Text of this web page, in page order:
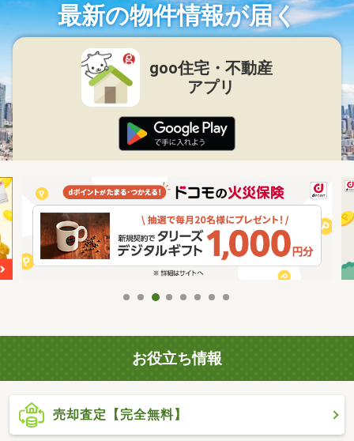
最新の物件情報が届く
goo住宅・不動産
アプリ
お役立ち情報
売却査定【完全無料】